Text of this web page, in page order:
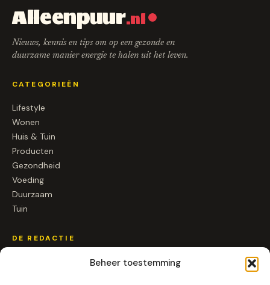
Beheer toestemming
Alleenpuur.nl
Nieuws, kennis en tips om op een gezonde en
duurzame manier energie te halen uit het leven.
CATEGORIEËN
Lifestyle
Wonen
Huis & Tuin
Producten
Gezondheid
Voeding
Duurzaam
Tuin
DE REDACTIE